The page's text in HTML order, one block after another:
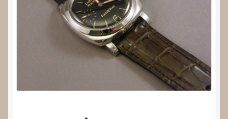
Submenu
uitvouwen